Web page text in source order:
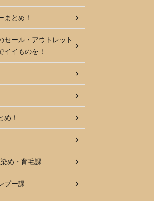
まとめ！
セール・アウトレット
イイものを！
め！
め・育毛課
プー課